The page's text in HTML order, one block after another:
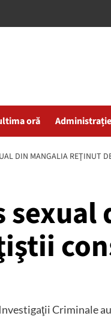
oră
DIN MANGALIA REŢINUT
Criminale